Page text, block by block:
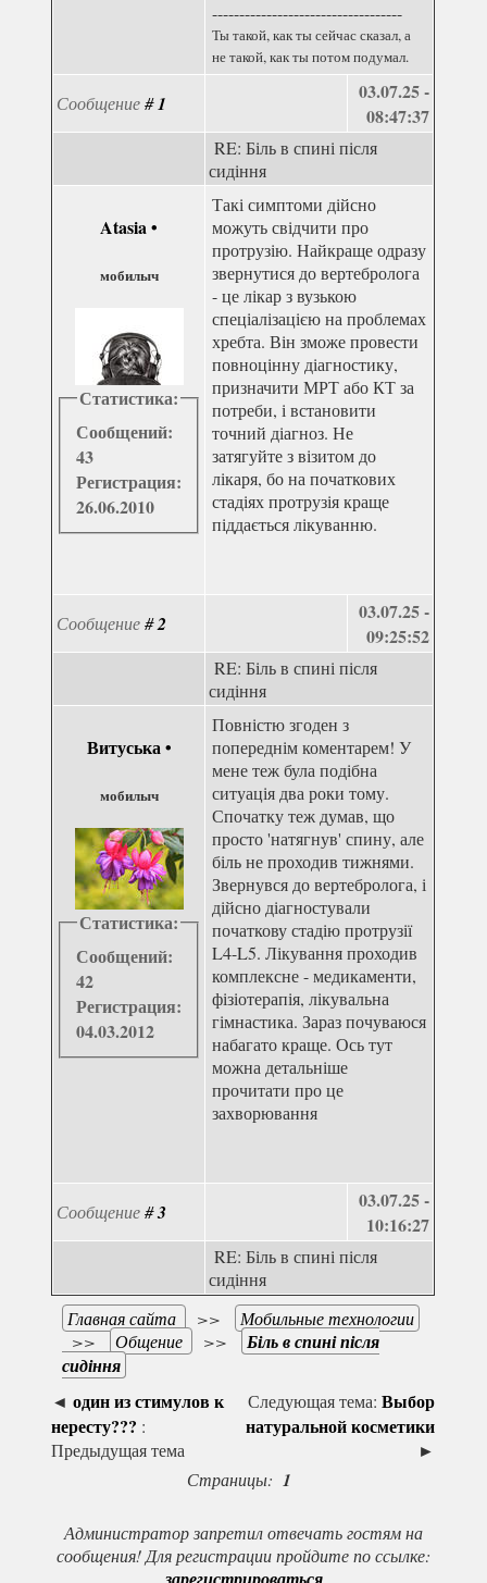
-----------------------------------
Ты такой, как ты сейчас сказал, а
не такой, как ты потом подумал.
Сообщение#1
03.07.25 -
08:47:37
RE: Біль в спині після
сидіння
Atasia•
мобилыч
Статистика:
Сообщений:
43
Регистрация:
26.06.2010
Такі симптоми дійсно
можуть свідчити про
протрузію. Найкраще одразу
звернутися до вертебролога
- це лікар з вузькою
спеціалізацією на проблемах
хребта. Він зможе провести
повноцінну діагностику,
призначити МРТ або КТ за
потреби, і встановити
точний діагноз. Не
затягуйте з візитом до
лікаря, бо на початкових
стадіях протрузія краще
піддається лікуванню.
Сообщение#2
03.07.25 -
09:25:52
RE: Біль в спині після
сидіння
Витуська•
мобилыч
Статистика:
Сообщений:
42
Регистрация:
04.03.2012
Повністю згоден з
попереднім коментарем! У
мене теж була подібна
ситуація два роки тому.
Спочатку теж думав, що
просто 'натягнув' спину, але
біль не проходив тижнями.
Звернувся до вертебролога, і
дійсно діагностували
початкову стадію протрузії
L4-L5. Лікування проходив
комплексне - медикаменти,
фізіотерапія, лікувальна
гімнастика. Зараз почуваюся
набагато краще. Ось тут
можна детальніше
прочитати про це
захворювання
Сообщение#3
03.07.25 -
10:16:27
RE: Біль в спині після
сидіння
Главная сайта
>>
Мобильные технологии
>>
Общение >>
Біль в спині після
сидіння
◄один из стимулов к
нересту??? :
Предыдущая тема
Следующая тема:Выбор
натуральной косметики
►
Страницы: 1
Администратор запретил отвечать гостям на
сообщения! Для регистрации пройдите по ссылке: